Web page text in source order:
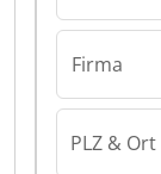
Firma
PLZ & Ort